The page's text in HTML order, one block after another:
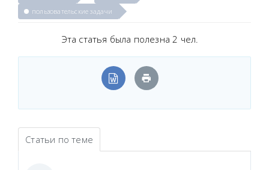
пользовательские задачи
Эта статья была полезна 2 чел.
Статьи по теме